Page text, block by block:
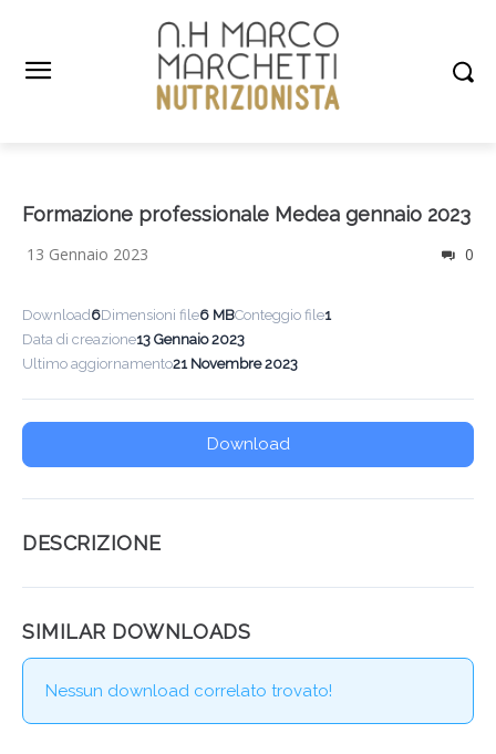
Formazione professionale Medea gennaio 2023
13 Gennaio 2023 0
Download6Dimensioni file6 MBConteggio file1
Data di creazione13 Gennaio 2023
Ultimo aggiornamento21 Novembre 2023
Download
DESCRIZIONE
SIMILAR DOWNLOADS
Nessun download correlato trovato!